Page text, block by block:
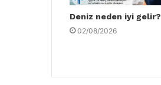
Deniz neden iyi gelir?
02/08/2026